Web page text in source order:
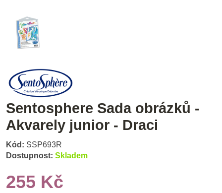
Sentosphere Sada obrázků -
Akvarely junior - Draci
Kód: SSP693R
Dostupnost: Skladem
255 Kč